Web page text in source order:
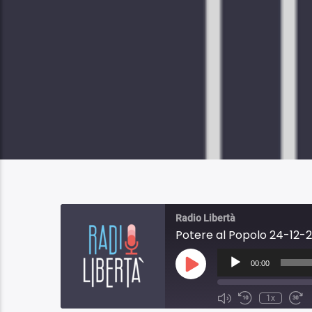
Radio Libertà
Potere al Popolo 24-12-
Play
Episode
Audio
Player
00:00
1x